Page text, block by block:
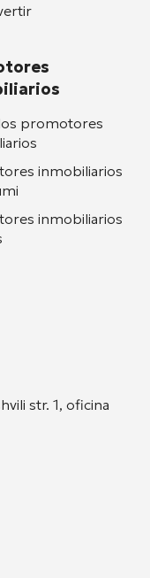
promotores
inmobiliarios
inmobiliarios
str. 1, oficina